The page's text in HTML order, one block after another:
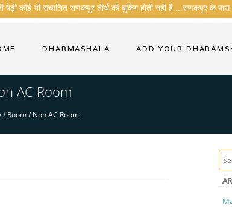
पेढ़ी कोई भी संचालित राणकपुर तीर्थ की बुकिंग होती नही है ...राणकपुर के
DHARMASHALA ADD YOUR
AC Room
/Room/Non AC Room